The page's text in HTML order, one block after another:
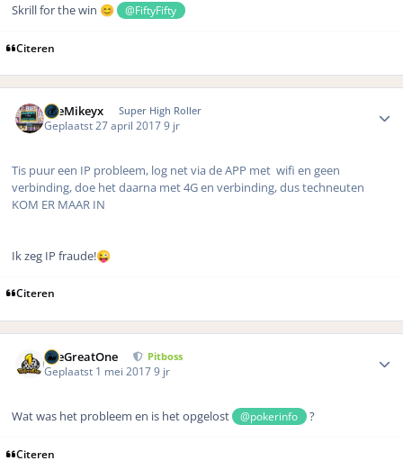
Skrill for the win 😊 @FiftyFifty
Citeren
TheMikeyx Super High Roller
Geplaatst27 april 20179 jr
Tis puur een IP probleem, log net via de APP met wifi en geen
verbinding, doe het daarna met 4G en verbinding, dus techneuten
KOM ER MAAR IN
Ik zeg IP fraude!😜
Citeren
TheGreatOne Pitboss
Geplaatst 1 mei 20179 jr
Wat was het probleem en is het opgelost @pokerinfo ?
Citeren